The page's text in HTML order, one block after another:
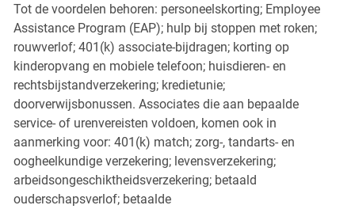
Tot de voordelen behoren: personeelskorting; Employee
Assistance Program (EAP); hulp bij stoppen met roken;
rouwverlof; 401(k) associate-bijdragen; korting op
kinderopvang en mobiele telefoon; huisdieren- en
rechtsbijstandverzekering; kredietunie;
doorverwijsbonussen. Associates die aan bepaalde
service- of urenvereisten voldoen, komen ook in
aanmerking voor: 401(k) match; zorg-, tandarts- en
oogheelkundige verzekering; levensverzekering;
arbeidsongeschiktheidsverzekering; betaald
ouderschapsverlof; betaalde